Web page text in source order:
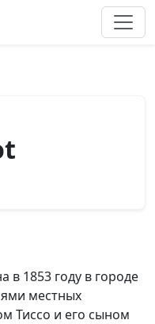
в 1853 году в городе
местных
Тиссо и его сыном